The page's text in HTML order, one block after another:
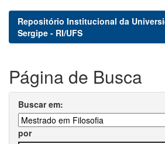
Repositório Institucional da
Sergipe - RI/UFS
Página de Busca
Buscar em:
por